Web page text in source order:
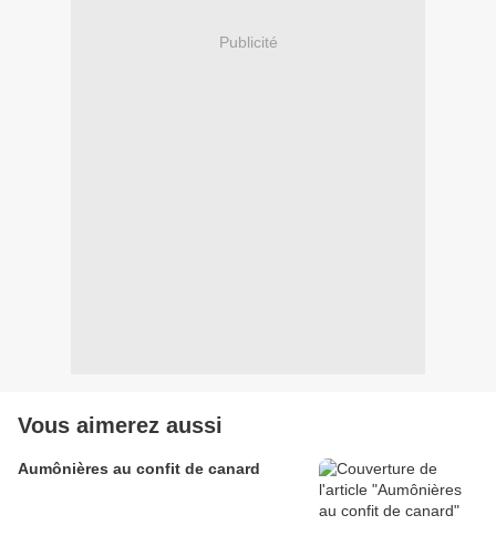
Publicité
Vous aimerez aussi
Aumônières au confit de canard